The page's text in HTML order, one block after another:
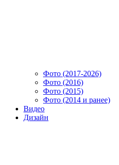
Фото (2017-2026)
Фото (2016)
Фото (2015)
Фото (2014 и ранее)
Видео
Дизайн